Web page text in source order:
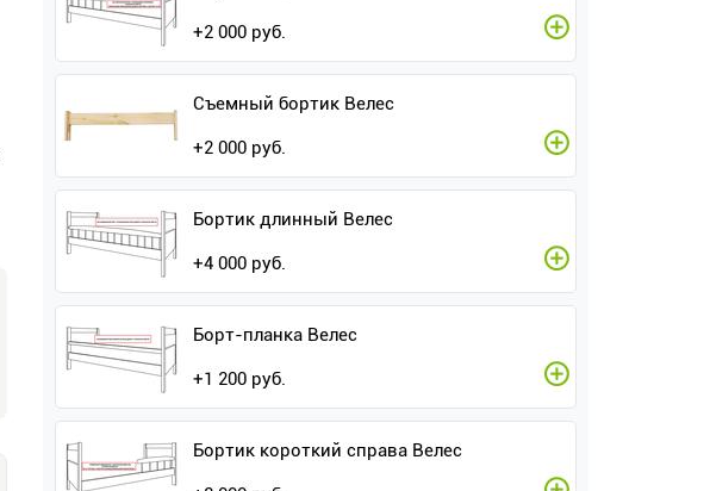
+2 000 руб.
Съемный бортик Велес
+2 000 руб.
Бортик длинный Велес
+4 000 руб.
Борт-планка Велес
+1 200 руб.
Бортик короткий справа Велес